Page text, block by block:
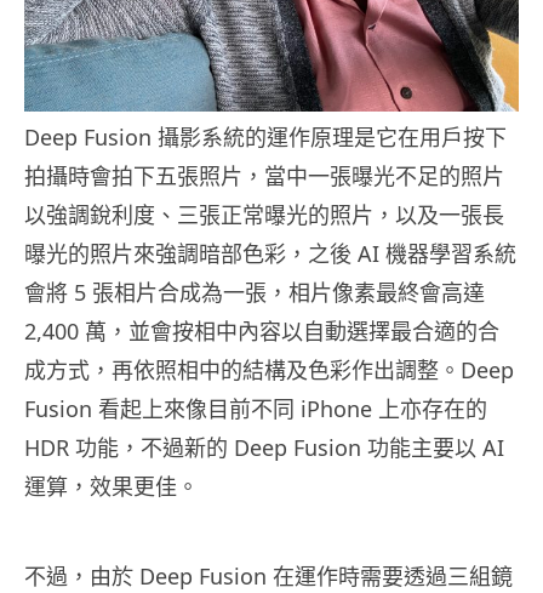
Deep Fusion 攝影系統的運作原理是它在用戶按下
拍攝時會拍下五張照片，當中一張曝光不足的照片
以強調銳利度、三張正常曝光的照片，以及一張長
曝光的照片來強調暗部色彩，之後 AI 機器學習系統
會將 5 張相片合成為一張，相片像素最終會高達
2,400 萬，並會按相中內容以自動選擇最合適的合
成方式，再依照相中的結構及色彩作出調整。Deep
Fusion 看起上來像目前不同 iPhone 上亦存在的
HDR 功能，不過新的 Deep Fusion 功能主要以 AI
運算，效果更佳。
不過，由於 Deep Fusion 在運作時需要透過三組鏡